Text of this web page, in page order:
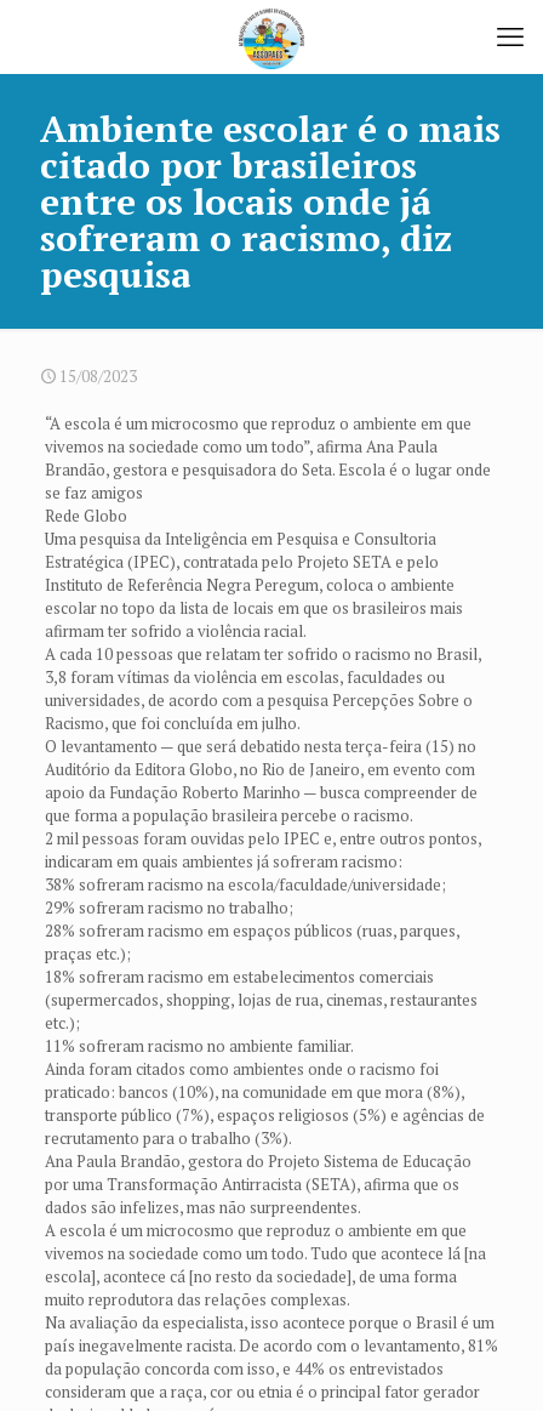
Ambiente escolar é o mais
citado por brasileiros
entre os locais onde já
sofreram o racismo, diz
pesquisa
15/08/2023
“A escola é um microcosmo que reproduz o ambiente em que
vivemos na sociedade como um todo”, afirma Ana Paula
Brandão, gestora e pesquisadora do Seta. Escola é o lugar onde
se faz amigos
Rede Globo
Uma pesquisa da Inteligência em Pesquisa e Consultoria
Estratégica (IPEC), contratada pelo Projeto SETA e pelo
Instituto de Referência Negra Peregum, coloca o ambiente
escolar no topo da lista de locais em que os brasileiros mais
afirmam ter sofrido a violência racial.
A cada 10 pessoas que relatam ter sofrido o racismo no Brasil,
3,8 foram vítimas da violência em escolas, faculdades ou
universidades, de acordo com a pesquisa Percepções Sobre o
Racismo, que foi concluída em julho.
O levantamento — que será debatido nesta terça-feira (15) no
Auditório da Editora Globo, no Rio de Janeiro, em evento com
apoio da Fundação Roberto Marinho — busca compreender de
que forma a população brasileira percebe o racismo.
2 mil pessoas foram ouvidas pelo IPEC e, entre outros pontos,
indicaram em quais ambientes já sofreram racismo:
38% sofreram racismo na escola/faculdade/universidade;
29% sofreram racismo no trabalho;
28% sofreram racismo em espaços públicos (ruas, parques,
praças etc.);
18% sofreram racismo em estabelecimentos comerciais
(supermercados, shopping, lojas de rua, cinemas, restaurantes
etc.);
11% sofreram racismo no ambiente familiar.
Ainda foram citados como ambientes onde o racismo foi
praticado: bancos (10%), na comunidade em que mora (8%),
transporte público (7%), espaços religiosos (5%) e agências de
recrutamento para o trabalho (3%).
Ana Paula Brandão, gestora do Projeto Sistema de Educação
por uma Transformação Antirracista (SETA), afirma que os
dados são infelizes, mas não surpreendentes.
A escola é um microcosmo que reproduz o ambiente em que
vivemos na sociedade como um todo. Tudo que acontece lá [na
escola], acontece cá [no resto da sociedade], de uma forma
muito reprodutora das relações complexas.
Na avaliação da especialista, isso acontece porque o Brasil é um
país inegavelmente racista. De acordo com o levantamento, 81%
da população concorda com isso, e 44% os entrevistados
consideram que a raça, cor ou etnia é o principal fator gerador